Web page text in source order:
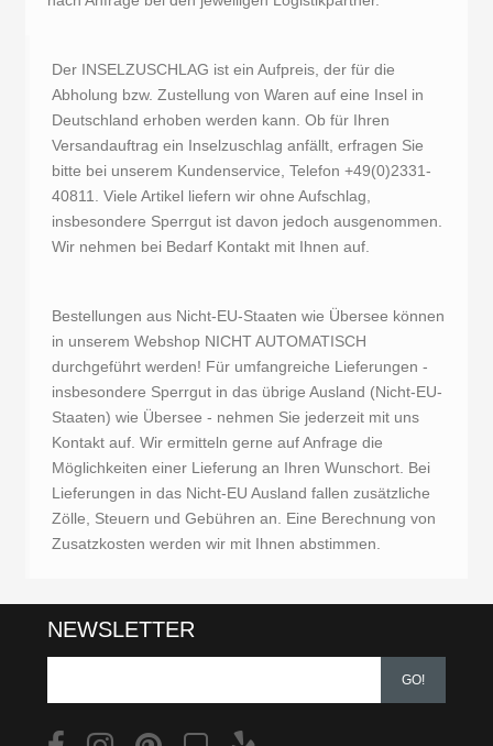
Der INSELZUSCHLAG ist ein Aufpreis, der für die
Abholung bzw. Zustellung von Waren auf eine Insel in
Deutschland erhoben werden kann. Ob für Ihren
Versandauftrag ein Inselzuschlag anfällt, erfragen Sie
bitte bei unserem Kundenservice, Telefon +49(0)2331-
40811. Viele Artikel liefern wir ohne Aufschlag,
insbesondere Sperrgut ist davon jedoch ausgenommen.
Wir nehmen bei Bedarf Kontakt mit Ihnen auf.
Bestellungen aus Nicht-EU-Staaten wie Übersee können
in unserem Webshop NICHT AUTOMATISCH
durchgeführt werden! Für umfangreiche Lieferungen -
insbesondere Sperrgut in das übrige Ausland (Nicht-EU-
Staaten) wie Übersee - nehmen Sie jederzeit mit uns
Kontakt auf. Wir ermitteln gerne auf Anfrage die
Möglichkeiten einer Lieferung an Ihren Wunschort. Bei
Lieferungen in das Nicht-EU Ausland fallen zusätzliche
Zölle, Steuern und Gebühren an. Eine Berechnung von
Zusatzkosten werden wir mit Ihnen abstimmen.
NEWSLETTER
GO!